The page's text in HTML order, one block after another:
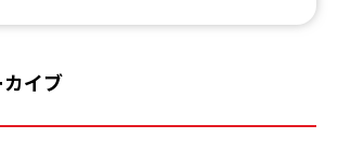
イブ